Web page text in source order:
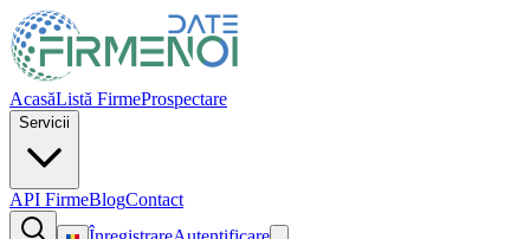
AcasăListă FirmeProspectare
Servicii
API FirmeBlogContact